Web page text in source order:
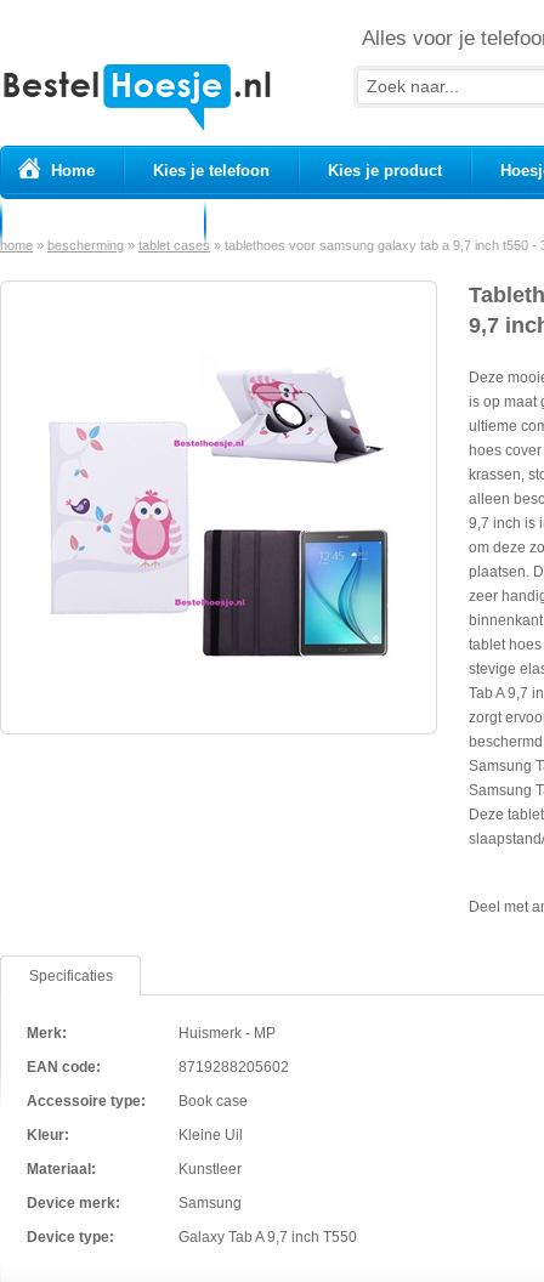
Alles voor je
Home Kies je telefoon Kies je product
home » bescherming » tablet cases » tablethoes voor samsung galaxy tab a 9,7 inch t550 -
9,7
Deze
is op maat
ultieme
hoes
krassen,
alleen
9,7 inch is
om deze
plaatsen.
zeer
tablet
stevige
Tab A 9,7
zorgt
Samsung
Samsung
Deze
Deel met
Specificaties
Merk:
Huismerk - MP
EAN code:
8719288205602
Accessoire type:
Book case
Kleur:
Kleine Uil
Materiaal:
Kunstleer
Device merk:
Samsung
Device type:
Galaxy Tab A 9,7 inch T550